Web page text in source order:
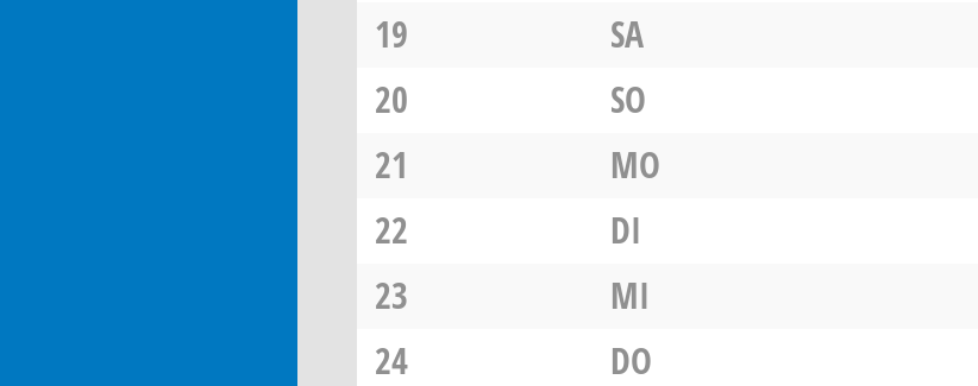
19
SA
20
SO
21
MO
22
DI
23
MI
24
DO